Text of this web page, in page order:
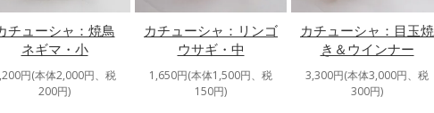
チューシャ：焼鳥
ネギマ・小
円(本体2,000円、税
200円)
カチューシャ：リンゴ
ウサギ・中
1,650円(本体1,500円、税
150円)
カチューシャ：目玉焼
き＆ウインナー
3,300円(本体3,000円、税
300円)